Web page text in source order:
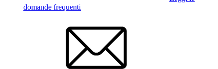
domande frequenti